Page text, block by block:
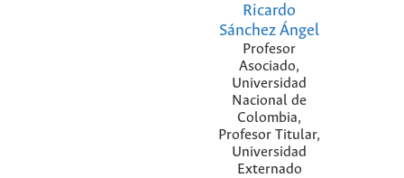
Ricardo
Sánchez Ángel
Profesor
Asociado,
Universidad
Nacional de
Colombia,
Profesor Titular,
Universidad
Externado